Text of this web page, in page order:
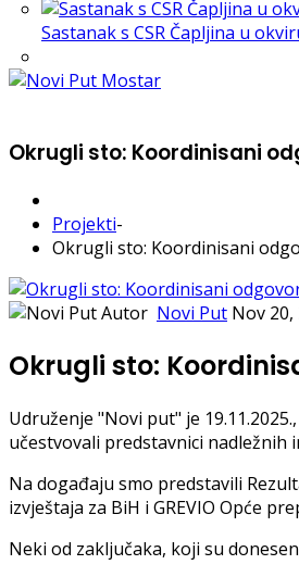
Sastanak s CSR Čapljina u
Okrugli sto: Koordinisani
Projekti-
Okrugli sto: Koordinisani
Autor Novi Put Nov 20,
Okrugli sto:
Udruženje "Novi put" je
učestvovali predstavnici nadležnih
Na događaju smo predstavili
izvještaja za BiH i GREVIO Opće
Neki od zaključaka, koji su